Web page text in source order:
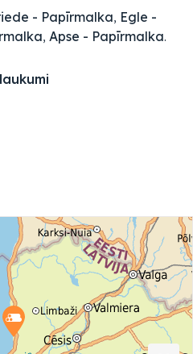
- Papīrmalka, Egle -
, Apse - Papīrmalka.